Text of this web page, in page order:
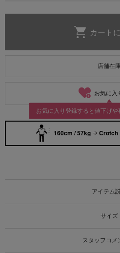
店舗在
お気に入
お気に入り登録すると値下げ
160cm / 57kg Crotch
アイテム
サイズ
スタッフコメ